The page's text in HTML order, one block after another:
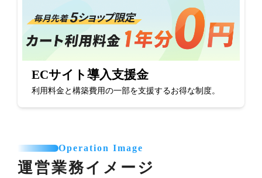
ECサイト導入支援金
利用料金と構築費用の一部を支援するお得な制度。
Operation Image
運営業務イメージ